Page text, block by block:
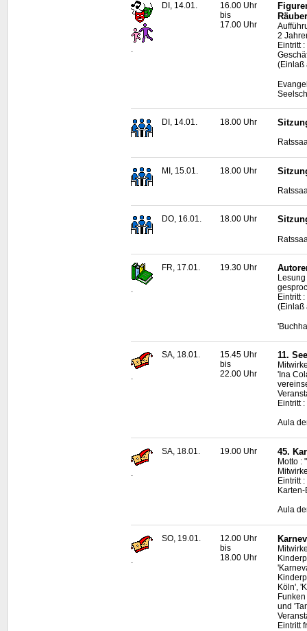
.
DI, 14.01.
16.00 Uhr
bis
17.00 Uhr
2
Eintritt
(Einlaß
DI, 14.01. 18.00 Uhr
MI, 15.01. 18.00 Uhr
DO, 16.01. 18.00 Uhr
.
FR, 17.01. 19.30 Uhr
Eintritt
(Einlaß
.
SA, 18.01.
15.45 Uhr
bis
22.00 Uhr
11.
'Ina
Eintritt
Aula
.
SA, 18.01. 19.00 Uhr 45.
Motto :
Eintritt
Aula
SO, 19.01.
12.00 Uhr
bis
18.00 Uhr
Köln',
und
Eintritt